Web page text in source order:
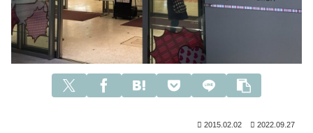
2015.02.02 2022.09.27